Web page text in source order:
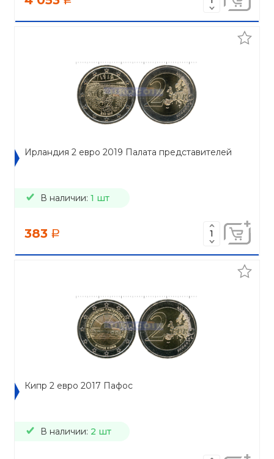
Ирландия 2 евро 2019 Палата представителей
В наличии: 1 шт
383 a
Кипр 2 евро 2017 Пафос
В наличии: 2 шт